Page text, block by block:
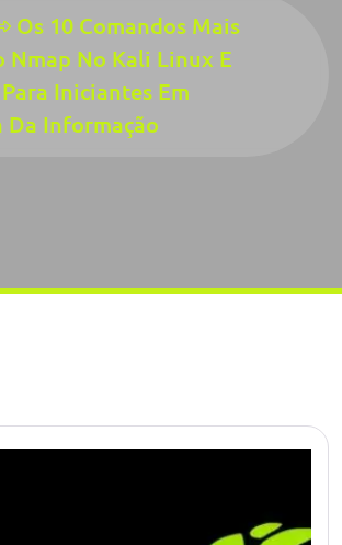
Os 10 Comandos Mais
Nmap No Kali Linux E
Iniciantes Em
Da Informação